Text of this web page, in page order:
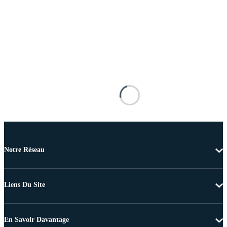
Notre Réseau
Liens Du Site
En Savoir Davantage